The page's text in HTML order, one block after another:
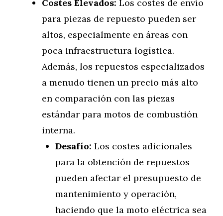
Costes Elevados: Los costes de envío
para piezas de repuesto pueden ser
altos, especialmente en áreas con
poca infraestructura logística.
Además, los repuestos especializados
a menudo tienen un precio más alto
en comparación con las piezas
estándar para motos de combustión
interna.
Desafío: Los costes adicionales
para la obtención de repuestos
pueden afectar el presupuesto de
mantenimiento y operación,
haciendo que la moto eléctrica sea